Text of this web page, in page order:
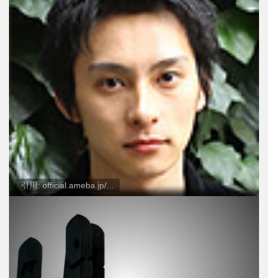
引用: official.ameba.jp/...